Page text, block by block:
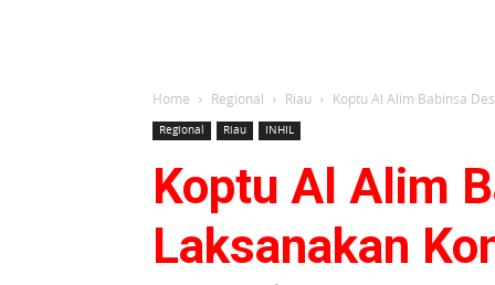
Home Regional Riau Koptu Al Alim Babinsa
Regional Riau INHIL
Koptu Al Alim
Laksanakan